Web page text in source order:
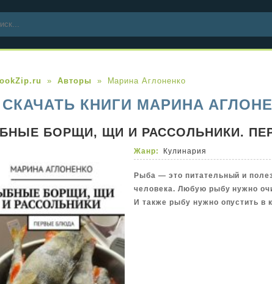
Авторы Марина Аглоненко
СКАЧАТЬ КНИГИ МАРИНА
БОРЩИ, ЩИ И РАССОЛЬНИКИ.
Жанр: Кулинария
Рыба — это питательный и
человека. Любую рыбу нужно
И также рыбу нужно опустить в